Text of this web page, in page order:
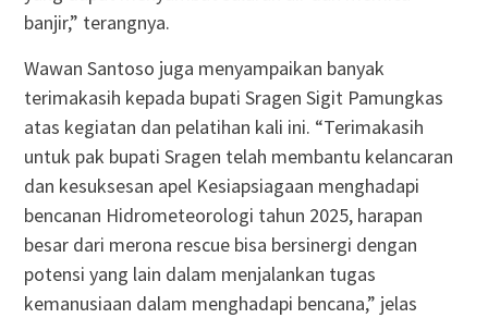
banjir,” terangnya.
Wawan Santoso juga menyampaikan banyak
terimakasih kepada bupati Sragen Sigit Pamungkas
atas kegiatan dan pelatihan kali ini. “Terimakasih
untuk pak bupati Sragen telah membantu kelancaran
dan kesuksesan apel Kesiapsiagaan menghadapi
bencanan Hidrometeorologi tahun 2025, harapan
besar dari merona rescue bisa bersinergi dengan
potensi yang lain dalam menjalankan tugas
kemanusiaan dalam menghadapi bencana,” jelas